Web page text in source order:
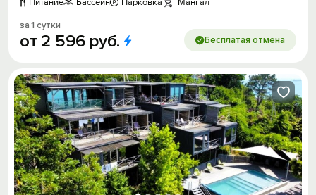
за 1 сутки
от 2 596 руб. Бесплатая отмена